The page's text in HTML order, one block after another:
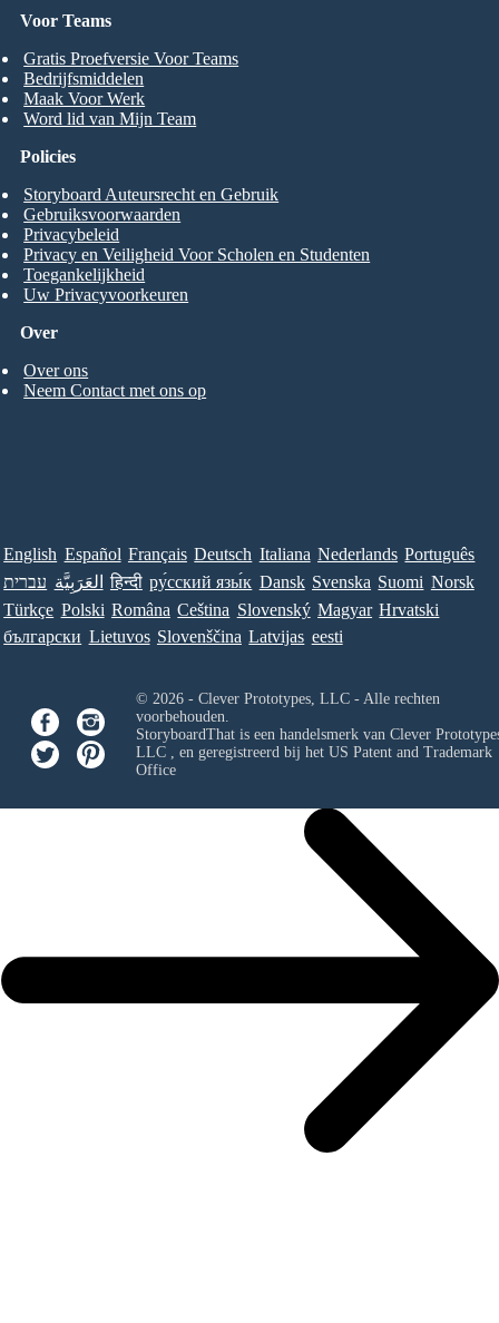
Voor Teams
Gratis Proefversie Voor Teams
Bedrijfsmiddelen
Maak Voor Werk
Word lid van Mijn Team
Over
Over ons
Neem Contact met ons op
Policies
Storyboard Auteursrecht en Gebruik
Gebruiksvoorwaarden
Privacybeleid
Privacy en Veiligheid Voor Scholen en Studenten
Toegankelijkheid
Uw Privacyvoorkeuren
English Español Français Deutsch Italiana Nederlands Português
עברית العَرَبِيَّة हिन्दी ру́сский язы́к Dansk Svenska Suomi Norsk
Türkçe Polski Româna Ceština Slovenský Magyar Hrvatski
български Lietuvos Slovenščina Latvijas eesti
© 2026 - Clever Prototypes, LLC - Alle rechten
voorbehouden.
StoryboardThat is een handelsmerk van Clever
LLC, en geregistreerd bij het US Patent and Trademark
Office